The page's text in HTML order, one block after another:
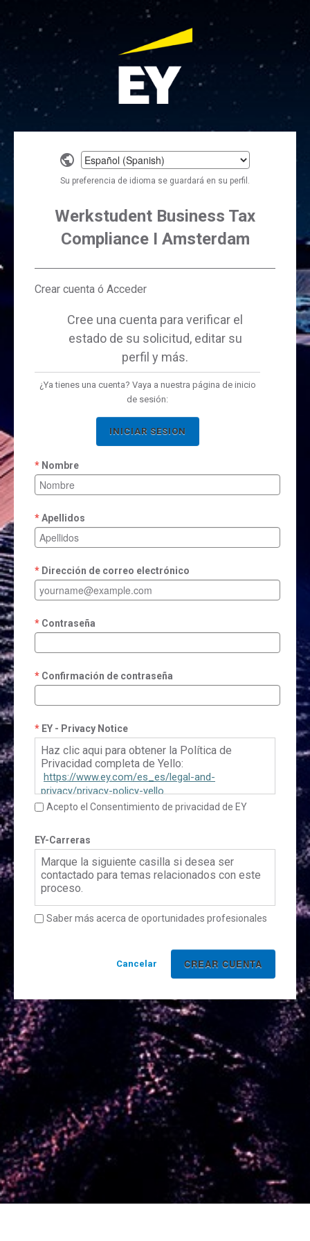
Select
a
language
Su preferencia de idioma se guardará en su perfil.
Werkstudent Business Tax
Compliance I Amsterdam
Crear cuenta ó Acceder
Cree una cuenta para verificar el
estado de su solicitud, editar su
perfil y más.
¿Ya tienes una cuenta? Vaya a nuestra página de inicio
de sesión:
INICIAR SESION
Nombre
Apellidos
Dirección de correo electrónico
Contraseña
Confirmación de contraseña
EY - Privacy Notice
Haz clic aqui para obtener la Política de
Privacidad completa de Yello:
https://www.ey.com/es_es/legal-and-
privacy/privacy-policy-yello
Acepto el Consentimiento de privacidad de EY
EY-Carreras
Marque la siguiente casilla si desea ser
contactado para temas relacionados con este
proceso.
Saber más acerca de oportunidades profesionales
Cancelar